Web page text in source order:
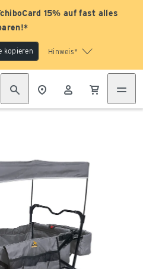
15% auf fast alles
kopieren Hinweis*